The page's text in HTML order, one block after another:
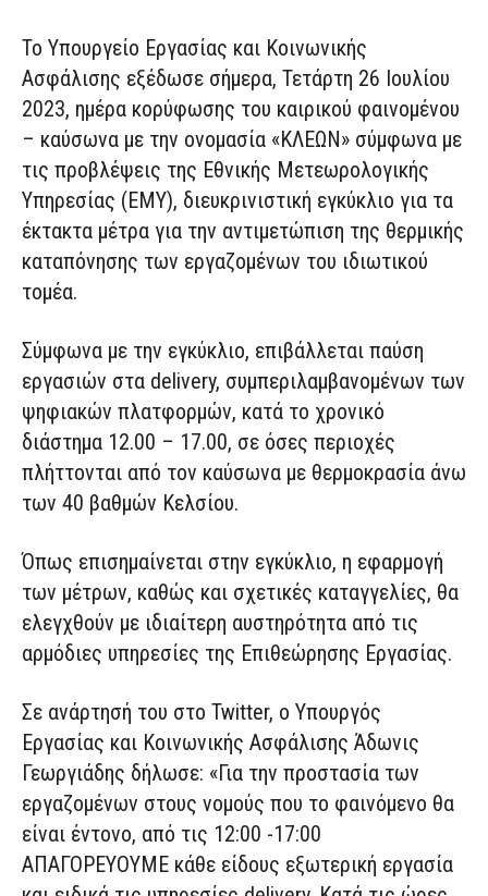
Το Υπουργείο Εργασίας και Κοινωνικής
Ασφάλισης εξέδωσε σήμερα, Τετάρτη 26 Ιουλίου
2023, ημέρα κορύφωσης του καιρικού φαινομένου
– καύσωνα με την ονομασία «ΚΛΕΩΝ» σύμφωνα με
τις προβλέψεις της Εθνικής Μετεωρολογικής
Υπηρεσίας (ΕΜΥ), διευκρινιστική εγκύκλιο για τα
έκτακτα μέτρα για την αντιμετώπιση της θερμικής
καταπόνησης των εργαζομένων του ιδιωτικού
τομέα.
Σύμφωνα με την εγκύκλιο, επιβάλλεται παύση
εργασιών στα delivery, συμπεριλαμβανομένων των
ψηφιακών πλατφορμών, κατά το χρονικό
διάστημα 12.00 – 17.00, σε όσες περιοχές
πλήττονται από τον καύσωνα με θερμοκρασία άνω
των 40 βαθμών Κελσίου.
Όπως επισημαίνεται στην εγκύκλιο, η εφαρμογή
των μέτρων, καθώς και σχετικές καταγγελίες, θα
ελεγχθούν με ιδιαίτερη αυστηρότητα από τις
αρμόδιες υπηρεσίες της Επιθεώρησης Εργασίας.
Σε ανάρτησή του στο Twitter, o Υπουργός
Εργασίας και Κοινωνικής Ασφάλισης Άδωνις
Γεωργιάδης δήλωσε: «Για την προστασία των
εργαζομένων στους νομούς που το φαινόμενο θα
είναι έντονο, από τις 12:00 -17:00
ΑΠΑΓΟΡΕΥΟΥΜΕ κάθε είδους εξωτερική εργασία